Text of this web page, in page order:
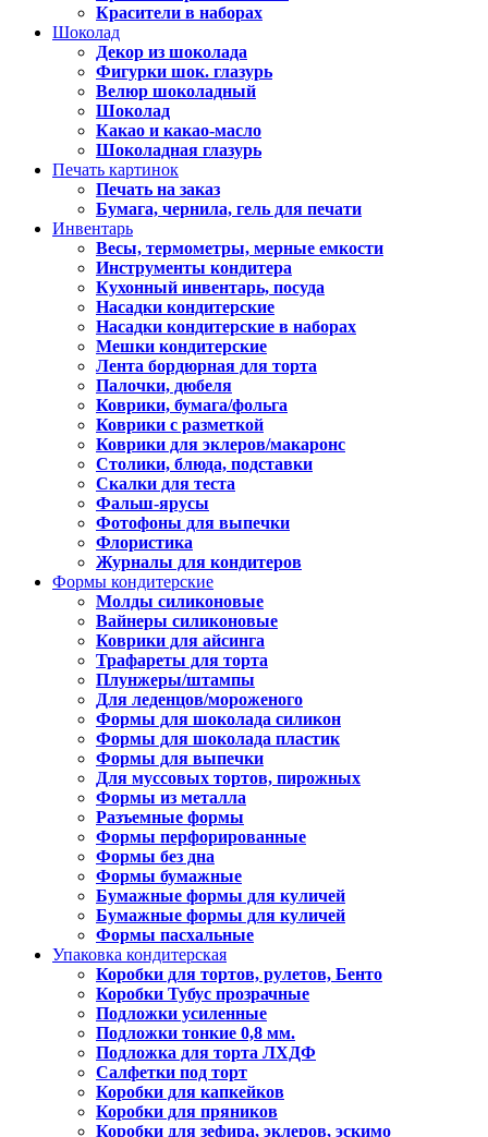
Красители в наборах
Шоколад
Декор из шоколада
Фигурки шок. глазурь
Велюр шоколадный
Шоколад
Какао и какао-масло
Шоколадная глазурь
Печать картинок
Печать на заказ
Бумага, чернила, гель для печати
Инвентарь
Весы, термометры, мерные емкости
Инструменты кондитера
Кухонный инвентарь, посуда
Насадки кондитерские
Насадки кондитерские в наборах
Мешки кондитерские
Лента бордюрная для торта
Палочки, дюбеля
Коврики, бумага/фольга
Коврики с разметкой
Коврики для эклеров/макаронс
Столики, блюда, подставки
Скалки для теста
Фальш-ярусы
Фотофоны для выпечки
Флористика
Журналы для кондитеров
Формы кондитерские
Молды силиконовые
Вайнеры силиконовые
Коврики для айсинга
Трафареты для торта
Плунжеры/штампы
Для леденцов/мороженого
Формы для шоколада силикон
Формы для шоколада пластик
Формы для выпечки
Для муссовых тортов, пирожных
Формы из металла
Разъемные формы
Формы перфорированные
Формы без дна
Формы бумажные
Бумажные формы для куличей
Бумажные формы для куличей
Формы пасхальные
Упаковка кондитерская
Коробки для тортов, рулетов, Бенто
Коробки Тубус прозрачные
Подложки усиленные
Подложки тонкие 0,8 мм.
Подложка для торта ЛХДФ
Салфетки под торт
Коробки для капкейков
Коробки для пряников
Коробки для зефира, эклеров, эскимо